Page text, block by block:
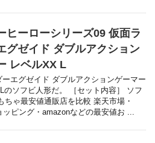
ヒーローシリーズ09 仮面ラ
グゼイド ダブルアクション
レベルXX L
ーエグゼイド ダブルアクションゲーマー
のソフビ人形だ。 ［セット内容］ ソフ
ちゃ最安値通販店を比較 楽天市場・
ッピング・amazonなどの最安値お ...